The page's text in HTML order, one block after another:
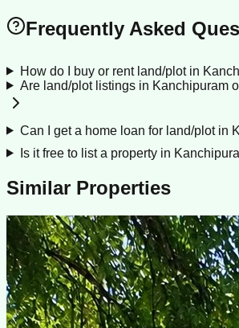
Frequently Asked
How do I buy or rent land/plot in
Are land/plot listings in Kanchipuram
Can I get a home loan for land/plot in
Is it free to list a property in
Similar Properties